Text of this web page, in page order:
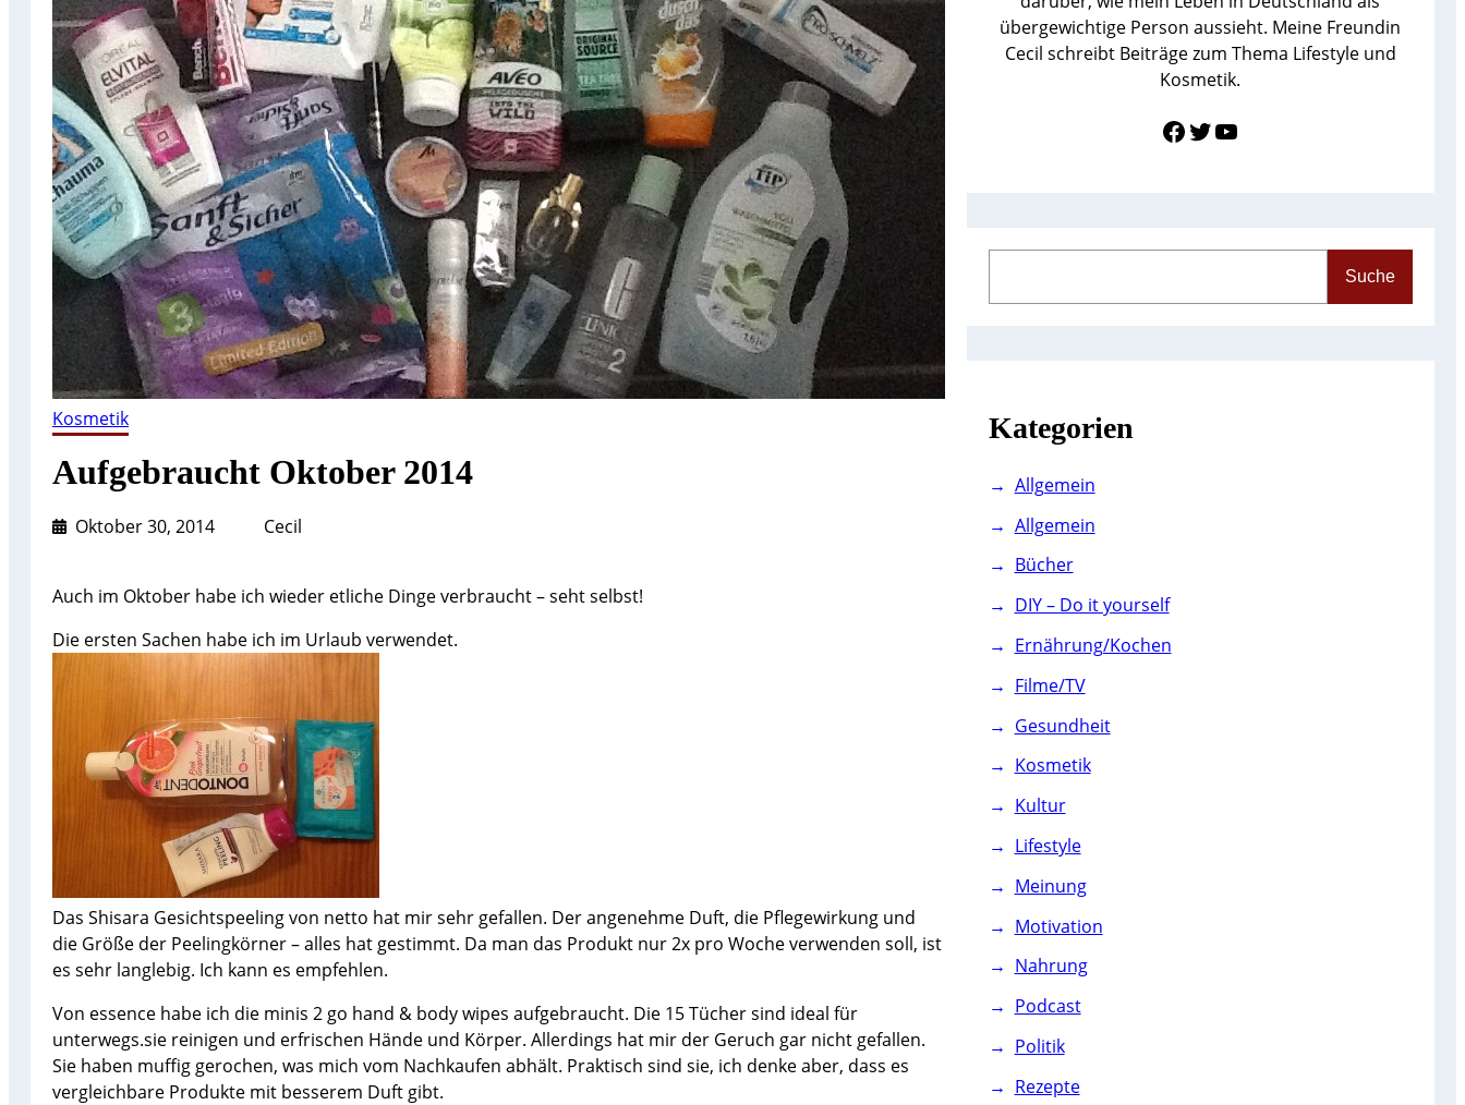
Kosmetik
Aufgebraucht Oktober 2014
Oktober 30, 2014 Cecil
Auch im Oktober habe ich wieder etliche Dinge verbraucht – seht selbst!
Die ersten Sachen habe ich im Urlaub verwendet.
Das Shisara Gesichtspeeling von netto hat mir sehr gefallen. Der angenehme Duft, die Pflegewirkung und
die Größe der Peelingkörner – alles hat gestimmt. Da man das Produkt nur 2x pro Woche verwenden soll, ist
es sehr langlebig. Ich kann es empfehlen.
Von essence habe ich die minis 2 go hand & body wipes aufgebraucht. Die 15 Tücher sind ideal für
unterwegs.sie reinigen und erfrischen Hände und Körper. Allerdings hat mir der Geruch gar nicht gefallen.
Sie haben muffig gerochen, was mich vom Nachkaufen abhält. Praktisch sind sie, ich denke aber, dass es
vergleichbare Produkte mit besserem Duft gibt.
übergewichtige Person aussieht. Meine Freundin
Cecil schreibt Beiträge zum Thema Lifestyle und
Kosmetik.
Link zu Facebook Twitter YouTube
Suche
Kategorien
Allgemein
Allgemein
Bücher
DIY – Do it yourself
Ernährung/Kochen
Filme/TV
Gesundheit
Kosmetik
Kultur
Lifestyle
Meinung
Motivation
Nahrung
Podcast
Politik
Rezepte